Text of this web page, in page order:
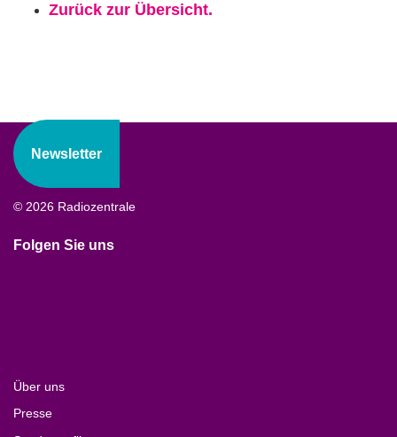
Zurück zur Übersicht.
Newsletter
© 2026 Radiozentrale
Folgen Sie uns
Über uns
Presse